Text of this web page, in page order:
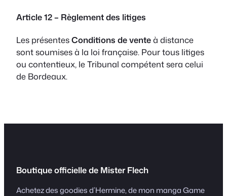
Article 12 – Règlement des litiges
Les présentesConditions de venteà distance
sont soumises à la loi française. Pour tous litiges
ou contentieux, le Tribunal compétent sera celui
de Bordeaux.
Boutique officielle de Mister Flech
Achetez des goodies d’Hermine, de mon manga Game